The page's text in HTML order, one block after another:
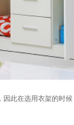
因此在选用衣架的时候